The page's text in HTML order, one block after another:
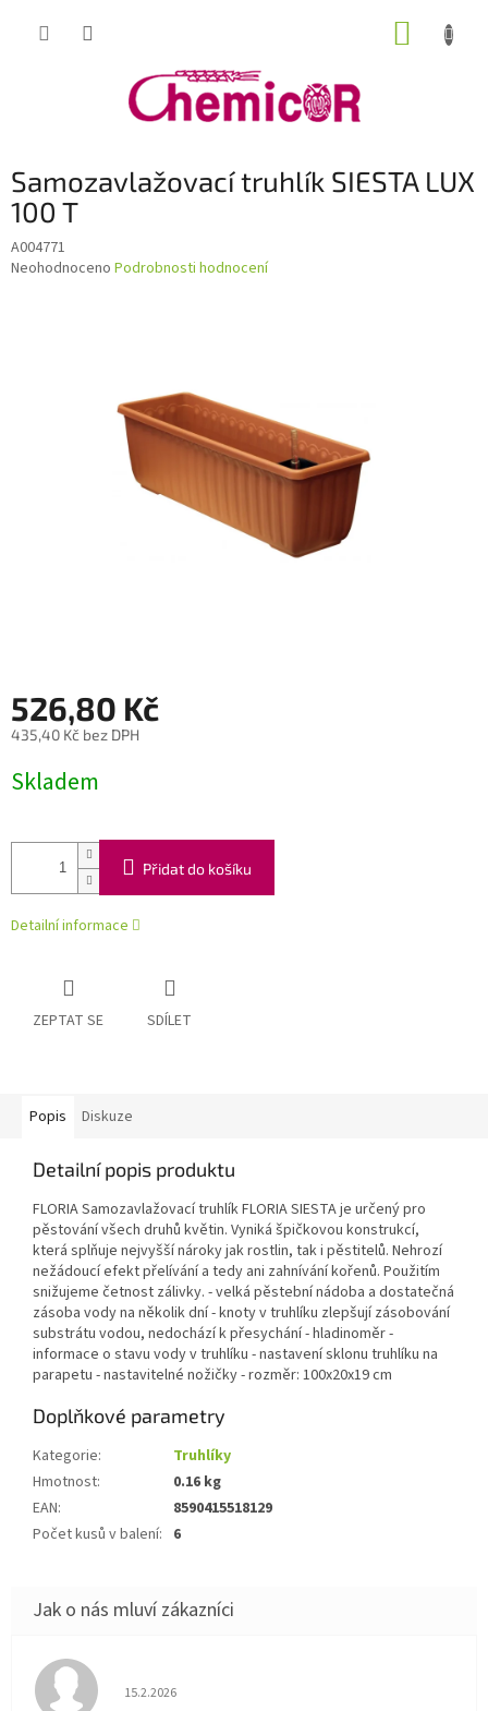
Samozavlažovací truhlík SIESTA LUX
100 T
A004771
Průměrné
Neohodnoceno Podrobnosti hodnocení
526,80 Kč
435,40 Kč bez DPH
cena:
Skladem
Přidat do košíku
Detailní informace
ZEPTAT SE SDÍLET
Popis Diskuze
Detailní popis produktu
FLORIA Samozavlažovací truhlík FLORIA SIESTA je určený pro
pěstování všech druhů květin. Vyniká špičkovou konstrukcí,
která splňuje nejvyšší nároky jak rostlin, tak i pěstitelů. Nehrozí
nežádoucí efekt přelívání a tedy ani zahnívání kořenů. Použitím
snižujeme četnost zálivky. - velká pěstební nádoba a dostatečná
zásoba vody na několik dní - knoty v truhlíku zlepšují zásobování
substrátu vodou, nedochází k přesychání - hladinoměr -
informace o stavu vody v truhlíku - nastavení sklonu truhlíku na
parapetu - nastavitelné nožičky - rozměr: 100x20x19 cm
Doplňkové parametry
Kategorie:
Truhlíky
Hmotnost:
0.16 kg
EAN:
8590415518129
Počet kusů v balení: 6
Hodnocení obchodu je 5 z 5 hvězdiček.
15.2.2026